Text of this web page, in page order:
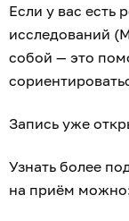
Если у вас есть
исследований
собой — это
Запись уже
Узнать более
на приём